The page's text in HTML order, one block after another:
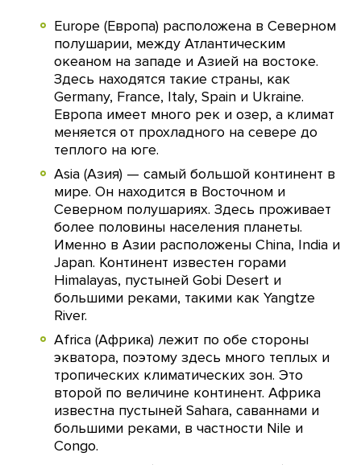
Europe (Европа) расположена в Северном
полушарии, между Атлантическим
океаном на западе и Азией на востоке.
Здесь находятся такие страны, как
Germany, France, Italy, Spain и Ukraine.
Европа имеет много рек и озер, а климат
меняется от прохладного на севере до
теплого на юге.
Asia (Азия) — самый большой континент в
мире. Он находится в Восточном и
Северном полушариях. Здесь проживает
более половины населения планеты.
Именно в Азии расположены China, India и
Japan. Континент известен горами
Himalayas, пустыней Gobi Desert и
большими реками, такими как Yangtze
River.
Africa (Африка) лежит по обе стороны
экватора, поэтому здесь много теплых и
тропических климатических зон. Это
второй по величине континент. Африка
известна пустыней Sahara, саваннами и
большими реками, в частности Nile и
Congo.